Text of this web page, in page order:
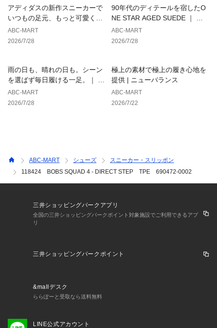
アディダスの新作スニーカーで
いつもの足元、もっと可愛くア
ップデート
ABC-MART
2026/7/28
90年代のディテールを宿したO
NE STAR AGED SUEDE ｜ コ
ンバース
ABC-MART
2026/7/28
雨の日も、晴れの日も。シーン
を選ばず毎日履ける一足。｜ ホ
ーキンス
ABC-MART
2026/7/28
極上の素材で極上の履き心地を
提供 | ニューバランス
ABC-MART
2026/7/22
ABC-MART シューズ
スニーカー・スリッポン
118424 BOBS SQUAD 4 - DIRECT STEP TPE 690472-0002
三井ショッピングパークアプリ
全国の三井ショッピングパークポイント対象施設でご利用できるアプ
リ
三井ショッピングパークポイント
&mallデスク
ららぽーと受取なら送料無料
LINE公式アカウント